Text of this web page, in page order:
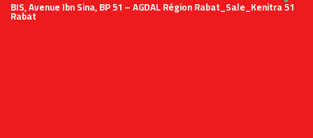
51 BIS, Avenue Ibn Sina, BP 51 – AGDAL Région Rabat_Sale_Kenitra
Rabat